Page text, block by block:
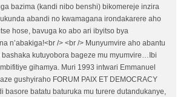
bazima (kandi nibo benshi) bikomereje inzira
abandi no kwamagana irondakarere aho
hose, bavuga ko abo ari ibyitso bya
n’abakiga!<br /> <br /> Munyumvire aho abantu
bashaka kutuyobora bageze mu myumvire…Ibi
gihamya. Muri 1993 intwari Emmanuel
gushyiraho FORUM PAIX ET DEMOCRACY
basore batatu baturuka mu turere dutandukanye,